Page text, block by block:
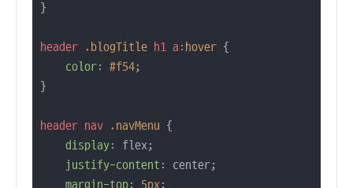
}
header .blogTitle h1 a :hover {
color: #f54;
}
header nav .navMenu {
display: flex;
justify-content : center;
margin-top: 5px;